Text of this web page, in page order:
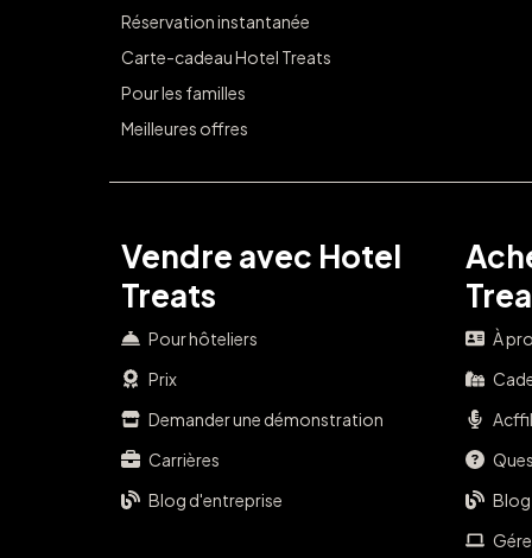
Réservation instantanée
Carte-cadeau Hotel Treats
Pour les familles
Meilleures offres
Vendre avec Hotel
Treats
Pour hôteliers
Prix
Demander une démonstration
Carrières
Blog d'entreprise
À
Blog